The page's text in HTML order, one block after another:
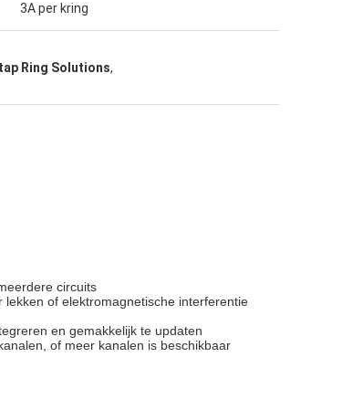
3A per kring
Ring Solutions,
circuits
of elektromagnetische interferentie
en gemakkelijk te updaten
of meer kanalen is beschikbaar